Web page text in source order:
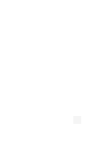
。
需透過AFTEE先享